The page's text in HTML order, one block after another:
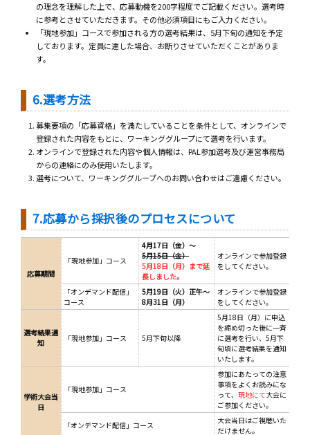
の理念を理解した上で、応募動機を200字程度でご記載ください。選考時
に参考とさせていただきます。その他必須項目にもご入力ください。
「現地参加」コースで参加される方の選考結果は、5月下旬の通知を予定
しております。定員に達した場合、お断りさせていただくことがありま
す。
6.選考方法
募集要項の「応募資格」を満たしていることを条件として、オンラインで
登録された内容をもとに、ワーキンググループにて選考を行います。
オンラインで登録された内容や個人情報は、PAL参加選考及び運営事務局
からの連絡にのみ使用いたします。
選考について、ワーキンググループへのお問い合わせはご遠慮ください。
7.応募から採択後のプロセスについて
応募期間
「現地参加」コース
4月17日（金）～
5月15日（金）
5月18日（月）まで延
長しました。
オンラインで参加登録
をしてください。
「オンデマンド配信」
コース
5月19日（火）正午～
8月31日（月）
オンラインで参加登録
をしてください。
選考結果通
知
「現地参加」コース 5月下旬以降
5月18日（月）に申込
を締め切った後に一斉
に選考を行い、5月下
旬頃に選考結果を通知
いたします。
学術大会当
日
「現地参加」コース
参加にあたっての注意
事項をよくお読みにな
って、 現地にて大会に
ご参加ください。
「オンデマンド配信」コース
大会当日はご視聴いた
だけません。